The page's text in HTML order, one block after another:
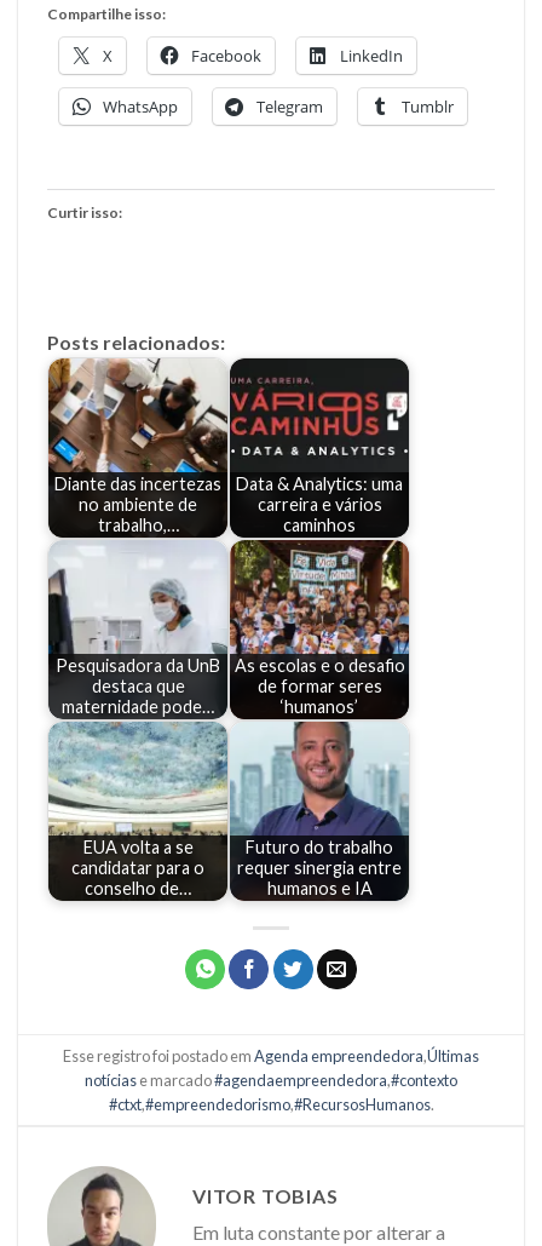
Compartilhe isso:
X Facebook LinkedIn
WhatsApp Telegram Tumblr
Curtir isso:
Posts relacionados:
Diante das incertezas
no ambiente de
trabalho,…
Data & Analytics: uma
carreira e vários
caminhos
Pesquisadora da UnB
destaca que
maternidade pode…
As escolas e o desafio
de formar seres
‘humanos’
EUA volta a se
candidatar para o
conselho de…
Futuro do trabalho
requer sinergia entre
humanos e IA
Esse registro foi postado emAgenda empreendedora,Últimas
notíciase marcado#agendaempreendedora,#contexto
#ctxt,#empreendedorismo,#RecursosHumanos.
VITOR TOBIAS
Em luta constante por alterar a